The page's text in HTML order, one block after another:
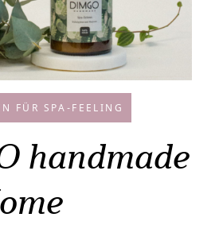
FÜR SPA-FEELING
handmade